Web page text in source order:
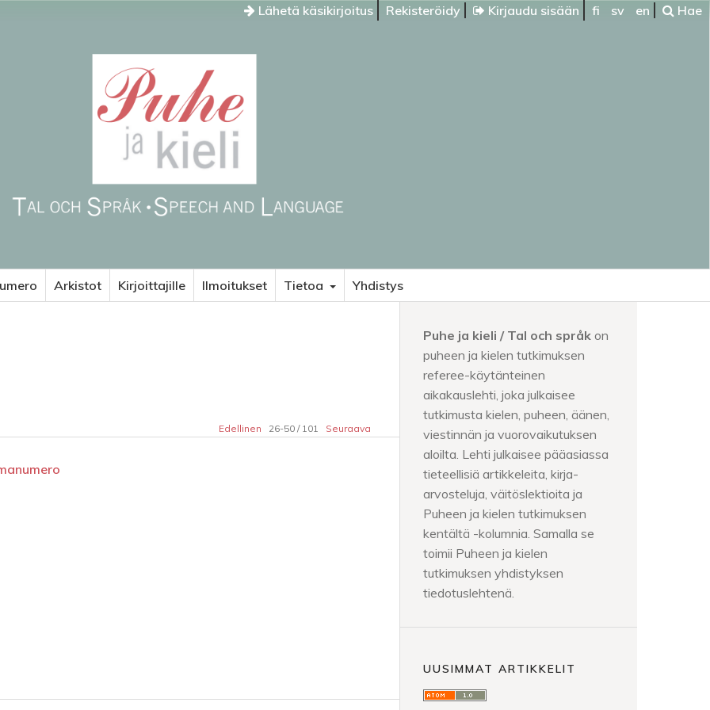
Lähetä käsikirjoitus Rekisteröidy Kirjaudu sisään fi sv en Hae
Arkistot Kirjoittajille Ilmoitukset Tietoa Yhdistys
Edellinen 26-50 / 101 Seuraava
Puhe ja kieli / Tal och språk on
puheen ja kielen tutkimuksen
referee-käytänteinen
aikakauslehti, joka julkaisee
tutkimusta kielen, puheen, äänen,
viestinnän ja vuorovaikutuksen
aloilta. Lehti julkaisee pääasiassa
tieteellisiä artikkeleita, kirja-
arvosteluja, väitöslektioita ja
Puheen ja kielen tutkimuksen
kentältä -kolumnia. Samalla se
toimii Puheen ja kielen
tutkimuksen yhdistyksen
tiedotuslehtenä.
UUSIMMAT ARTIKKELIT